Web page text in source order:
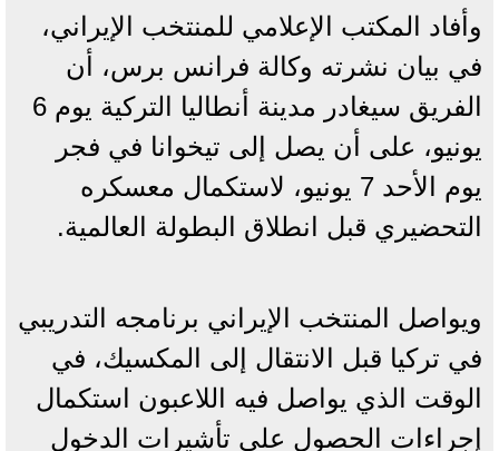
وأفاد المكتب الإعلامي للمنتخب الإيراني،
في بيان نشرته وكالة فرانس برس، أن
الفريق سيغادر مدينة أنطاليا التركية يوم 6
يونيو، على أن يصل إلى تيخوانا في فجر
يوم الأحد 7 يونيو، لاستكمال معسكره
التحضيري قبل انطلاق البطولة العالمية.
ويواصل المنتخب الإيراني برنامجه التدريبي
في تركيا قبل الانتقال إلى المكسيك، في
الوقت الذي يواصل فيه اللاعبون استكمال
إجراءات الحصول على تأشيرات الدخول